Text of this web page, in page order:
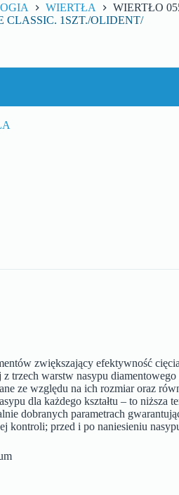
WIERTŁA
WIERTŁO
CLASSIC. 1SZT./OLIDENT/
zwiększający efektywność cięcia
trzech warstw nasypu
ze względu na ich rozmiar oraz
dla każdego kształtu – to niższa
dobranych parametrach
kontroli; przed i po naniesieniu